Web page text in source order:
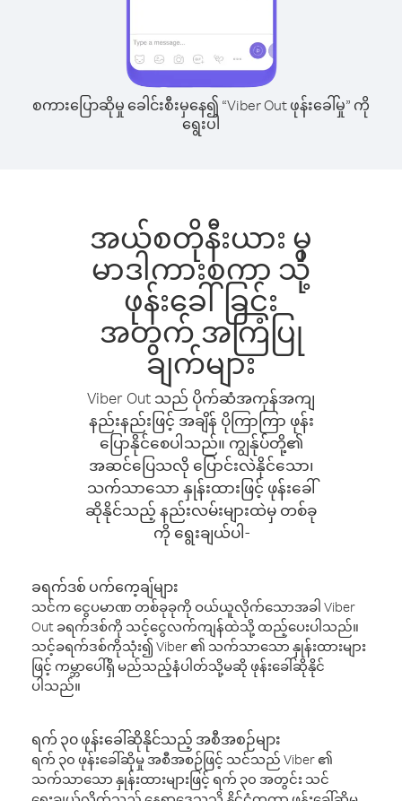
စကားပြောဆိုမှု ခေါင်းစီးမှနေ၍ “Viber Out ဖုန်းခေါ်မှု” ကို
ရွေးပါ
အယ်စတိုနီးယား မှ
မာဒါကားစကာ သို့
ဖုန်းခေါ်ခြင်း
အတွက် အကြံပြု
ချက်များ
Viber Out သည် ပိုက်ဆံအကုန်အကျ
နည်းနည်းဖြင့် အချိန် ပိုကြာကြာ ဖုန်း
ပြောနိုင်စေပါသည်။ ကျွန်ုပ်တို့၏
အဆင်ပြေသလို ပြောင်းလဲနိုင်သော၊
သက်သာသော နှုန်းထားဖြင့် ဖုန်းခေါ်
ဆိုနိုင်သည့် နည်းလမ်းများထဲမှ တစ်ခု
ကို ရွေးချယ်ပါ-
ခရက်ဒစ် ပက်ကေ့ချ်များ
သင်က ငွေပမာဏ တစ်ခုခုကို ဝယ်ယူလိုက်သောအခါ Viber
Out ခရက်ဒစ်ကို သင့်ငွေလက်ကျန်ထဲသို့ ထည့်ပေးပါသည်။
သင့်ခရက်ဒစ်ကိုသုံး၍ Viber ၏ သက်သာသော နှုန်းထားများ
ဖြင့် ကမ္ဘာပေါ်ရှိ မည်သည့်နံပါတ်သို့မဆို ဖုန်းခေါ်ဆိုနိုင်
ပါသည်။
ရက် ၃၀ ဖုန်းခေါ်ဆိုနိုင်သည့် အစီအစဉ်များ
ရက် ၃၀ ဖုန်းခေါ်ဆိုမှု အစီအစဉ်ဖြင့် သင်သည် Viber ၏
သက်သာသော နှုန်းထားများဖြင့် ရက် ၃၀ အတွင်း သင်